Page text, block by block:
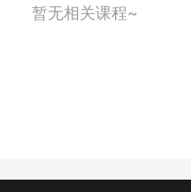
暂无相关课程~